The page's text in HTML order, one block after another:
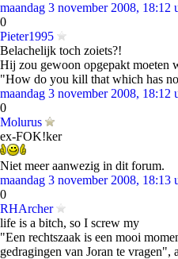
maandag 3 november 2008, 18:12
0
Pieter1995
Belachelijk toch zoiets?!
Hij zou gewoon opgepakt moeten
"How do you kill that which has
maandag 3 november 2008, 18:12
0
Molurus
ex-FOK!ker
Niet meer aanwezig in dit forum.
maandag 3 november 2008, 18:13
0
RHArcher
life is a bitch, so I screw my
"Een rechtszaak is een mooi
gedragingen van Joran te vragen",